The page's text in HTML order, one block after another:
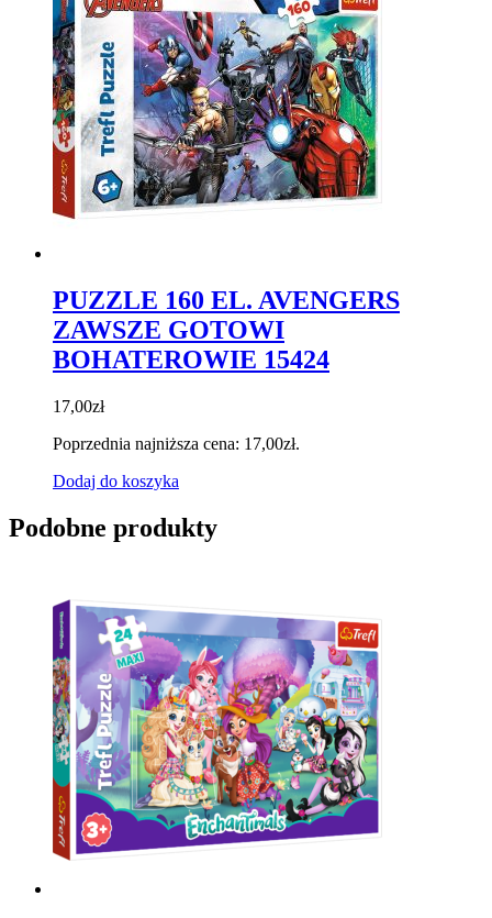
PUZZLE 160 EL. AVENGERS
ZAWSZE GOTOWI
BOHATEROWIE 15424
17,00zł
Poprzednia najniższa cena: 17,00zł.
Dodaj do koszyka
Podobne produkty